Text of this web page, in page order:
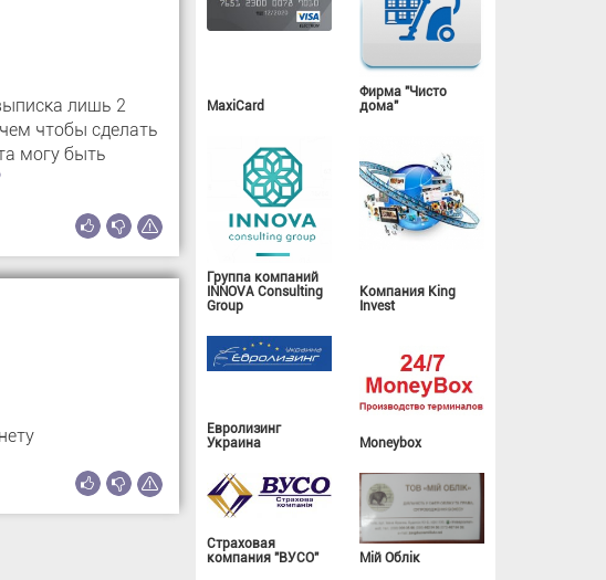
лишь 2
чтобы сделать
могу быть
MaxiCard
Фирма "Чисто
дома"
Группа компаний
INNOVA Consulting
Group
Компания King
Invest
Евролизинг
Украина
Moneybox
Страховая
компания "ВУСО"
Мій Облік